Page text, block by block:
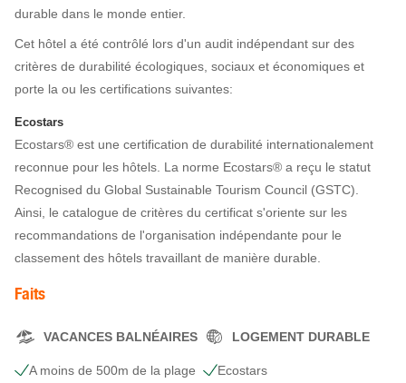
durable dans le monde entier.
Cet hôtel a été contrôlé lors d'un audit indépendant sur des
critères de durabilité écologiques, sociaux et économiques et
porte la ou les certifications suivantes:
Ecostars
Ecostars® est une certification de durabilité internationalement
reconnue pour les hôtels. La norme Ecostars® a reçu le statut
Recognised du Global Sustainable Tourism Council (GSTC).
Ainsi, le catalogue de critères du certificat s'oriente sur les
recommandations de l'organisation indépendante pour le
classement des hôtels travaillant de manière durable.
Faits
VACANCES BALNÉAIRES
A moins de 500m de la plage
LOGEMENT DURABLE
Ecostars